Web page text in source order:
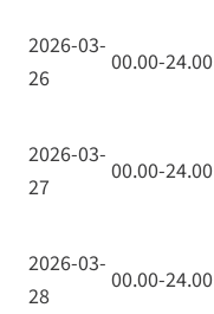
2026-03-
26
00.00-24.00
2026-03-
27
00.00-24.00
2026-03-
28
00.00-24.00